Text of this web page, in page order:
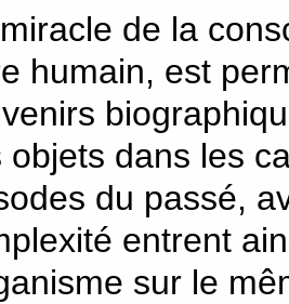
de la
humain, est
objets dans les
du passé,
entrent
sur le